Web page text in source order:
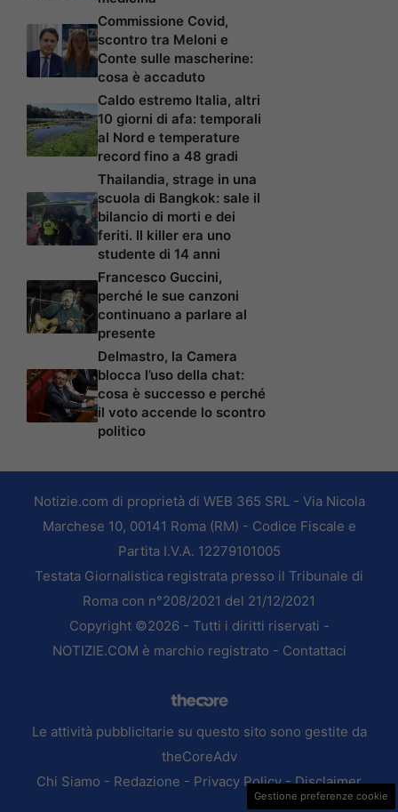
Commissione Covid,
scontro tra Meloni e
Conte sulle mascherine:
cosa è accaduto
Caldo estremo Italia, altri
10 giorni di afa: temporali
al Nord e temperature
record fino a 48 gradi
Thailandia, strage in una
scuola di Bangkok: sale il
bilancio di morti e dei
feriti. Il killer era uno
studente di 14 anni
Francesco Guccini,
perché le sue canzoni
continuano a parlare al
presente
Delmastro, la Camera
blocca l’uso della chat:
cosa è successo e perché
il voto accende lo scontro
politico
Notizie.com di proprietà di WEB 365 SRL - Via Nicola
Marchese 10, 00141 Roma (RM) - Codice Fiscale e
Partita I.V.A. 12279101005
Testata Giornalistica registrata presso il Tribunale di
Roma con n°208/2021 del 21/12/2021
Copyright ©2026 - Tutti i diritti riservati -
NOTIZIE.COM è marchio registrato - Contattaci
Le attività pubblicitarie su questo sito sono gestite da
theCoreAdv
Chi Siamo - Redazione - Privacy Policy-Disclaimer
Gestione preferenze cookie